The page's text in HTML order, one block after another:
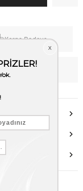
Kargo Bedava
Al